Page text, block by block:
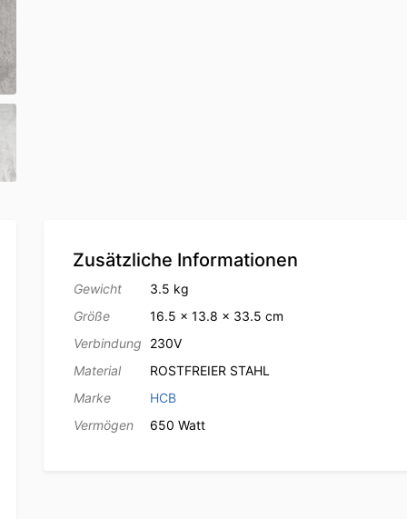
Zusätzliche Informationen
Gewicht
3.5 kg
Größe
16.5 × 13.8 × 33.5 cm
Verbindung
230V
Material
ROSTFREIER STAHL
Marke
HCB
Vermögen
650 Watt